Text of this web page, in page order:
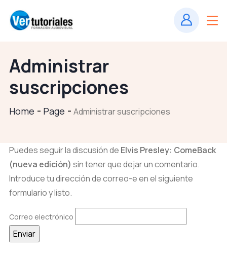
Administrar
suscripciones
Home Page Administrar suscripciones
Puedes seguir la discusión de Elvis Presley: ComeBack
(nueva edición) sin tener que dejar un comentario.
Introduce tu dirección de correo-e en el siguiente
formulario y listo.
Correo electrónico